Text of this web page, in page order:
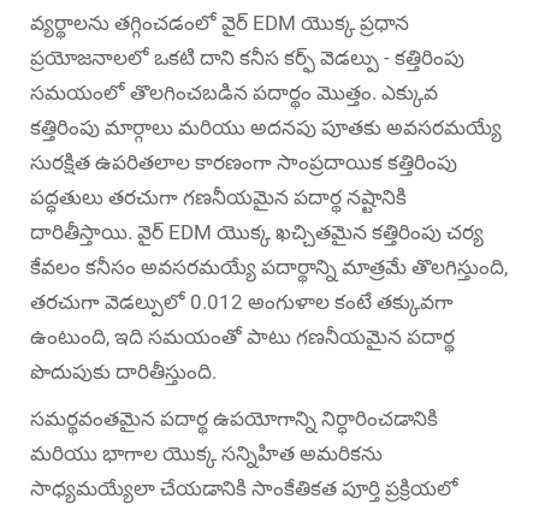
వ్యర్థాలను తగ్గించడంలో వైర్ EDM యొక్క ప్రధాన
ప్రయోజనాలలో ఒకటి దాని కనీస కర్ఫ్ వెడల్పు - కత్తిరింపు
సమయంలో తొలగించబడిన పదార్థం మొత్తం. ఎక్కువ
కత్తిరింపు మార్గాలు మరియు అదనపు పూతకు అవసరమయ్యే
సురక్షిత ఉపరితలాల కారణంగా సాంప్రదాయిక కత్తిరింపు
పద్ధతులు తరచుగా గణనీయమైన పదార్థ నష్టానికి
దారితీస్తాయి. వైర్ EDM యొక్క ఖచ్చితమైన కత్తిరింపు చర్య
కేవలం కనీసం అవసరమయ్యే పదార్థాన్ని మాత్రమే తొలగిస్తుంది,
తరచుగా వెడల్పులో 0.012 అంగుళాల కంటే తక్కువగా
ఉంటుంది, ఇది సమయంతో పాటు గణనీయమైన పదార్థ
పొదుపుకు దారితీస్తుంది.
సమర్థవంతమైన పదార్థ ఉపయోగాన్ని నిర్ధారించడానికి
మరియు భాగాల యొక్క సన్నిహిత అమరికను
సాధ్యమయ్యేలా చేయడానికి సాంకేతికత పూర్తి ప్రక్రియలో